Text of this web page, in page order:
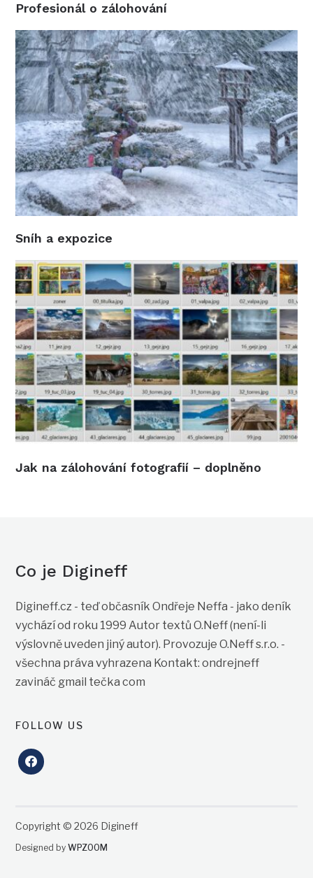
Profesionál o zálohování
Sníh a expozice
Jak na zálohování fotografií – doplněno
Co je Digineff
Digineff.cz - teď občasník Ondřeje Neffa - jako deník
vychází od roku 1999 Autor textů O.Neff (není-li
výslovně uveden jiný autor). Provozuje O.Neff s.r.o. -
všechna práva vyhrazena Kontakt: ondrejneff
zavináč gmail tečka com
FOLLOW US
facebook
Copyright © 2026 Digineff
Designed byWPZOOM